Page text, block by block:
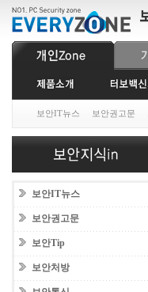
보안IT뉴스 보안권고문
보안IT뉴스
보안권고문
보안Tip
보안처방